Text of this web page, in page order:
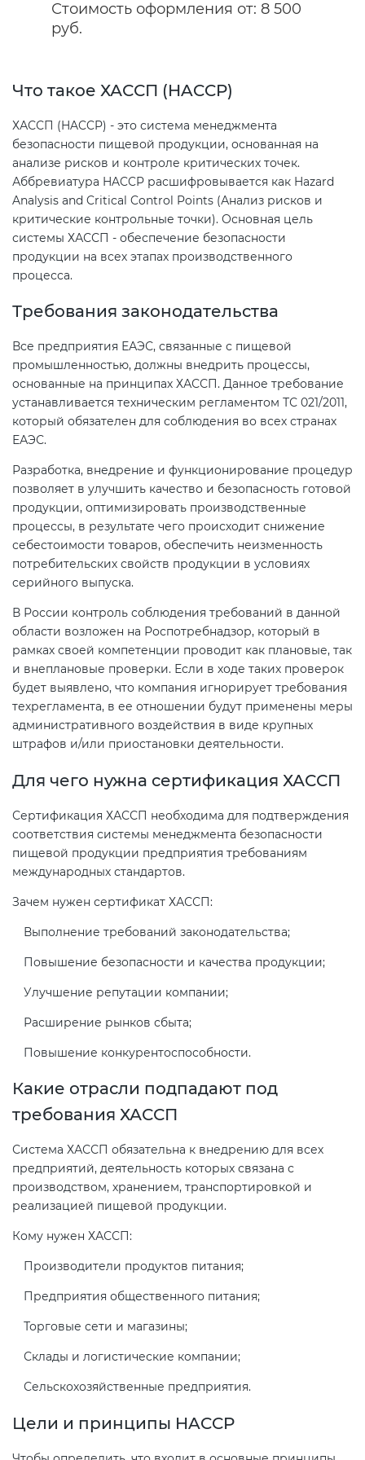
Стоимость оформления от: 8 500
руб.
Что такое ХАССП (HACCP)
ХАССП (HACCP) - это система менеджмента
безопасности пищевой продукции, основанная на
анализе рисков и контроле критических точек.
Аббревиатура HACCP расшифровывается как Hazard
Analysis and Critical Control Points (Анализ рисков и
критические контрольные точки). Основная цель
системы ХАССП - обеспечение безопасности
продукции на всех этапах производственного
процесса.
Требования законодательства
Все предприятия ЕАЭС, связанные с пищевой
промышленностью, должны внедрить процессы,
основанные на принципах ХАССП. Данное требование
устанавливается техническим регламентом ТС 021/2011,
который обязателен для соблюдения во всех странах
ЕАЭС.
Разработка, внедрение и функционирование процедур
позволяет в улучшить качество и безопасность готовой
продукции, оптимизировать производственные
процессы, в результате чего происходит снижение
себестоимости товаров, обеспечить неизменность
потребительских свойств продукции в условиях
серийного выпуска.
В России контроль соблюдения требований в данной
области возложен на Роспотребнадзор, который в
рамках своей компетенции проводит как плановые, так
и внеплановые проверки. Если в ходе таких проверок
будет выявлено, что компания игнорирует требования
техрегламента, в ее отношении будут применены меры
административного воздействия в виде крупных
штрафов и/или приостановки деятельности.
Для чего нужна сертификация ХАССП
Сертификация ХАССП необходима для подтверждения
соответствия системы менеджмента безопасности
пищевой продукции предприятия требованиям
международных стандартов.
Зачем нужен сертификат ХАССП:
Выполнение требований законодательства;
Повышение безопасности и качества продукции;
Улучшение репутации компании;
Расширение рынков сбыта;
Повышение конкурентоспособности.
Какие отрасли подпадают под
требования ХАССП
Система ХАССП обязательна к внедрению для всех
предприятий, деятельность которых связана с
производством, хранением, транспортировкой и
реализацией пищевой продукции.
Кому нужен ХАССП:
Производители продуктов питания;
Предприятия общественного питания;
Торговые сети и магазины;
Склады и логистические компании;
Сельскохозяйственные предприятия.
Цели и принципы HACCP
Сертификация ресурсов
Остальное
БАДы
Декларирование косметики (ТР
Декларирование оборудования
по схеме 5Д (ТР ТС 010)
Декларирование пищевой
продукции (ТР ТС 021)
продукции (ТР ЕАЭС 047)
Декларирование
электромагнитной
совместимости (ТР ТС 020)
Сертификация детских товаров
(ТР ТС 007)
Сертификация товаров легкой
промышленности (ТР ТС 017)
Сертификация промышленного
Сертификация средств
индивидуальной защиты (ТР ТС
019)
Действующие технические
регламенты